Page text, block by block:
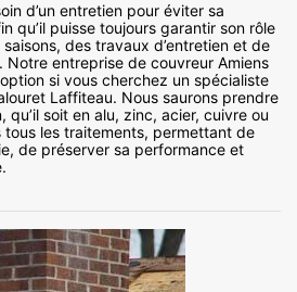
d’un entretien pour éviter sa
qu’il puisse toujours garantir son rôle
des travaux d’entretien et de
Notre entreprise de couvreur Amiens
si vous cherchez un spécialiste
Laffiteau. Nous saurons prendre
qu’il soit en alu, zinc, acier, cuivre ou
tous les traitements, permettant de
de préserver sa performance et